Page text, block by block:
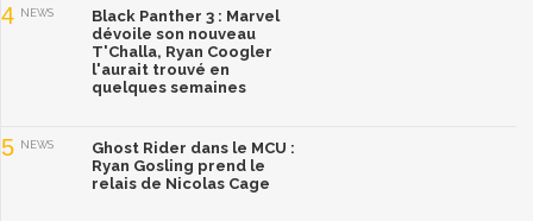
4 NEWS
Black Panther 3 : Marvel
dévoile son nouveau
T'Challa, Ryan Coogler
l'aurait trouvé en
quelques semaines
5 NEWS
Ghost Rider dans le MCU :
Ryan Gosling prend le
relais de Nicolas Cage